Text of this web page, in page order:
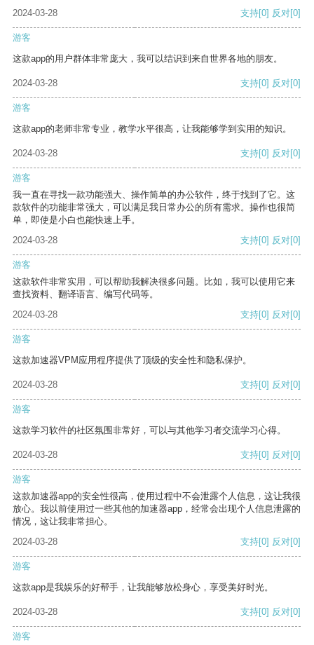
2024-03-28 支持[0] 反对[0]
游客
这款app的用户群体非常庞大，我可以结识到来自世界各地的朋友。
2024-03-28 支持[0] 反对[0]
游客
这款app的老师非常专业，教学水平很高，让我能够学到实用的知识。
2024-03-28 支持[0] 反对[0]
游客
我一直在寻找一款功能强大、操作简单的办公软件，终于找到了它。这
款软件的功能非常强大，可以满足我日常办公的所有需求。操作也很简
单，即使是小白也能快速上手。
2024-03-28
支持[0] 反对[0]
游客
这款软件非常实用，可以帮助我解决很多问题。比如，我可以使用它来
查找资料、翻译语言、编写代码等。
2024-03-28
支持[0] 反对[0]
游客
这款加速器VPM应用程序提供了顶级的安全性和隐私保护。
2024-03-28 支持[0] 反对[0]
游客
这款学习软件的社区氛围非常好，可以与其他学习者交流学习心得。
2024-03-28 支持[0] 反对[0]
游客
这款加速器app的安全性很高，使用过程中不会泄露个人信息，这让我很
放心。我以前使用过一些其他的加速器app，经常会出现个人信息泄露的
情况，这让我非常担心。
2024-03-28
支持[0] 反对[0]
游客
这款app是我娱乐的好帮手，让我能够放松身心，享受美好时光。
2024-03-28 支持[0] 反对[0]
游客